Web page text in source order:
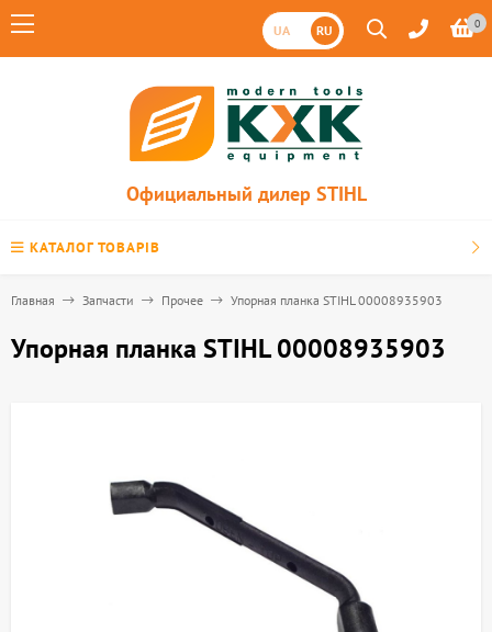
UA RU 0
Официальный дилер STIHL
КАТАЛОГ ТОВАРІВ
Главная Запчасти Прочее Упорная планка STIHL 00008935903
Упорная планка STIHL 00008935903